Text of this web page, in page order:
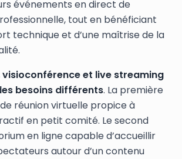
événements en direct de
tout en bénéficiant
technique et d’une maîtrise de la
visioconférence et live streaming
besoins différents. La première
réunion virtuelle propice à
en petit comité. Le second
en ligne capable d’accueillir
autour d’un contenu